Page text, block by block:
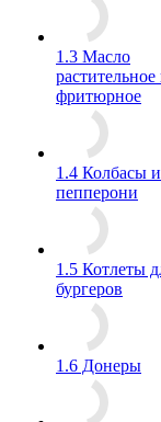
1.3 Масло
растительное
фритюрное
1.4 Колбасы
пепперони
1.5 Котлеты
бургеров
1.6 Донеры